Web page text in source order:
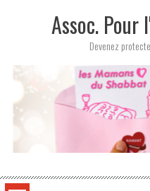
Assoc. Pour
Devenez